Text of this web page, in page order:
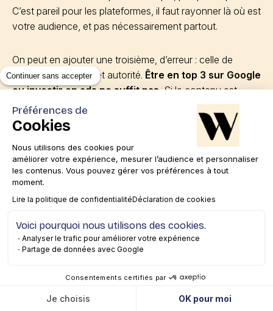
C’est pareil pour les plateformes, il faut rayonner là où est
votre audience, et pas nécessairement partout.
On peut en ajouter une troisième, d’erreur : celle de
confondre visibilité et autorité. Être en top 3 sur Google
ou investir en ads ne suffit pas.Si le contenu est
creux, ou mal incarné, ou en décalage avec la promesse
de marque, on ne crée pas de préférence. Résultat : on
capte du trafic… mais pas la confiance de l’utilisateur. La
finalité de notre travail c’est la conversion.
Si tu devais conseiller une
veut renforcer son autorité, ce
serait quoi ?
La première étape, c’est de choisir votre bataille
Continuer sans accepter
Préférences de
Cookies
Nous utilisons des cookies pour
améliorer votre expérience, mesurer l’audience et personnaliser
les contenus. Vous pouvez gérer vos préférences à tout
moment.
Lire la politique de confidentialitéDéclaration de cookies
Voici pourquoi nous utilisons des cookies.
Analyser le trafic pour améliorer votre expérience
Partage de données avec Google
Consentements certifiés par
Je choisis OK pour moi